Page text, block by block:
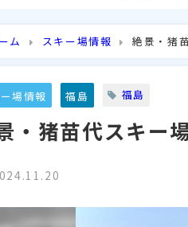
ム スキー場情報 絶景・猪
場情報 福島 福島
・猪苗代スキー